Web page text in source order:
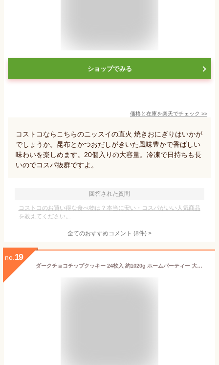
ショップでみる
価格と在庫を楽天でチェック >>
コストコならこちらのニッスイの直火 焼きおにぎりはいかが
でしょうか。昆布とかつおだしがきいた風味豊かで香ばしい
味わいを楽しめます。20個入りの大容量。冷凍で日持ちも長
いのでコスパ抜群ですよ。
回答された質問
コストコのお買い得な食べ物は？本当に安い・コスパがいい人気商品
を教えてください。
全てのおすすめコメント (8件) >
no. 19
ダークチョコチップクッキー 24枚入 約1020g ホームパーティー 大容量 お菓子 おやつ スイーツ デザート ダークチョコレート シェア おすそ分け ストック フレーバー カークランド アメリカンサイズ ソフト ティータイム 差し入れ ベーカリー 食品【Costco コストコ】